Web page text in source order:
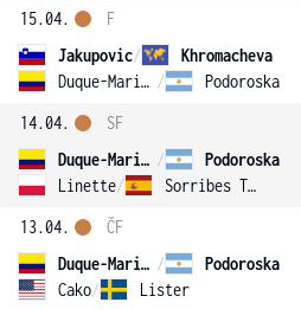
15.04.
Jakupovic/
Khromacheva
Duque-Marino / Podoroska
F
14.04.
Duque-Marino /
Podoroska
Linette/ Sorribes Tormo
SF
13.04.
Duque-Marino /
Podoroska
Cako/ Lister
ČF